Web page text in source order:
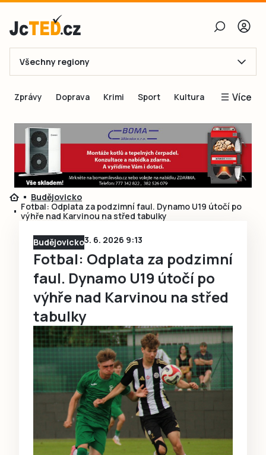
E-mail
Obnovit heslo
Přihlásit se
Přihlásit se přes Facebook
Ještě nemám účet, chci se
Všechny regiony
Zprávy Doprava Krimi Sport Kultura Více
Blogy
Inspirace
Čtenáři píší
Speciální přílohy
Budějovicko
Fotbal: Odplata za podzimní faul. Dynamo U19 útočí po
výhře nad Karvinou na střed tabulky
Budějovicko3. 6. 2026 9:13
Fotbal: Odplata za podzimní
faul. Dynamo U19 útočí po
výhře nad Karvinou na střed
tabulky